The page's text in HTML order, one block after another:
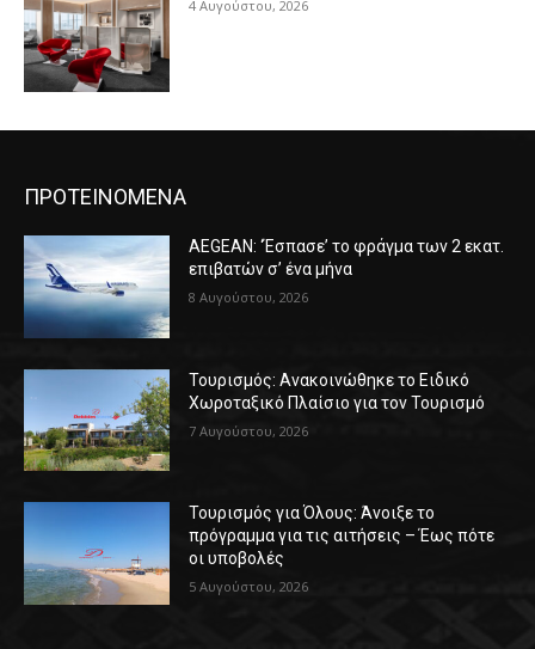
4 Αυγούστου, 2026
ΠΡΟΤΕΙΝΟΜΕΝΑ
AEGEAN: ‘Έσπασε’ το φράγμα των 2 εκατ.
επιβατών σ’ ένα μήνα
8 Αυγούστου, 2026
Τουρισμός: Ανακοινώθηκε το Ειδικό
Χωροταξικό Πλαίσιο για τον Τουρισμό
7 Αυγούστου, 2026
Τουρισμός για Όλους: Άνοιξε το
πρόγραμμα για τις αιτήσεις – Έως πότε
οι υποβολές
5 Αυγούστου, 2026